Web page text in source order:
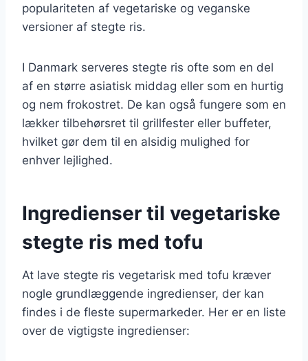
populariteten af vegetariske og veganske
versioner af stegte ris.
I Danmark serveres stegte ris ofte som en del
af en større asiatisk middag eller som en hurtig
og nem frokostret. De kan også fungere som en
lækker tilbehørsret til grillfester eller buffeter,
hvilket gør dem til en alsidig mulighed for
enhver lejlighed.
Ingredienser til vegetariske
stegte ris med tofu
At lave stegte ris vegetarisk med tofu kræver
nogle grundlæggende ingredienser, der kan
findes i de fleste supermarkeder. Her er en liste
over de vigtigste ingredienser: